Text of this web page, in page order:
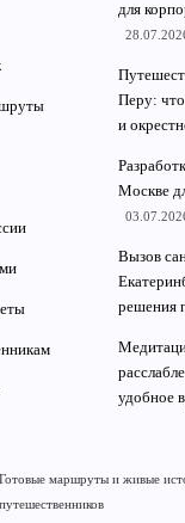
для
Перу:
и
Москве
Вызов
решения
удобное
Готовые маршруты и живые
путешественников